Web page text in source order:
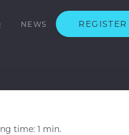
NEWS REGISTER
time: 1 min.